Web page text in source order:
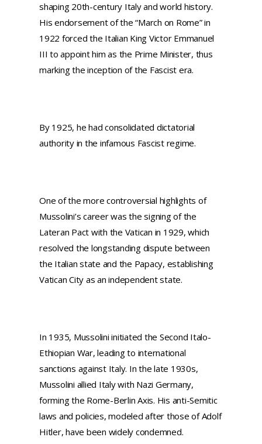
shaping 20th-century Italy and world history.
His endorsement of the “March on Rome” in
1922 forced the Italian King Victor Emmanuel
III to appoint him as the Prime Minister, thus
marking the inception of the Fascist era.
By 1925, he had consolidated dictatorial
authority in the infamous Fascist regime.
One of the more controversial highlights of
Mussolini’s career was the signing of the
Lateran Pact with the Vatican in 1929, which
resolved the longstanding dispute between
the Italian state and the Papacy, establishing
Vatican City as an independent state.
In 1935, Mussolini initiated the Second Italo-
Ethiopian War, leading to international
sanctions against Italy. In the late 1930s,
Mussolini allied Italy with Nazi Germany,
forming the Rome-Berlin Axis. His anti-Semitic
laws and policies, modeled after those of Adolf
Hitler, have been widely condemned.